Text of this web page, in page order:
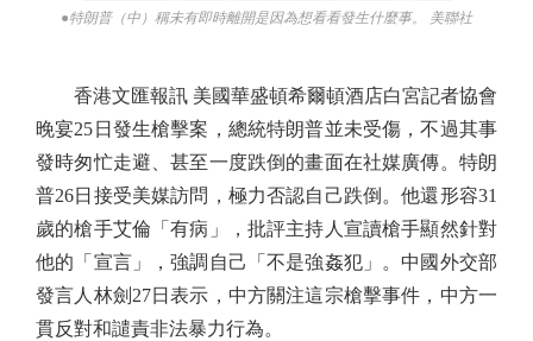
●特朗普（中）稱未有即時離開是因為想看看發生什麼事。 美聯社
香港文匯報訊 美國華盛頓希爾頓酒店白宮記者協會
晚宴25日發生槍擊案，總統特朗普並未受傷，不過其事
發時匆忙走避、甚至一度跌倒的畫面在社媒廣傳。特朗
普26日接受美媒訪問，極力否認自己跌倒。他還形容31
歲的槍手艾倫「有病」，批評主持人宣讀槍手顯然針對
他的「宣言」，強調自己「不是強姦犯」。中國外交部
發言人林劍27日表示，中方關注這宗槍擊事件，中方一
貫反對和譴責非法暴力行為。